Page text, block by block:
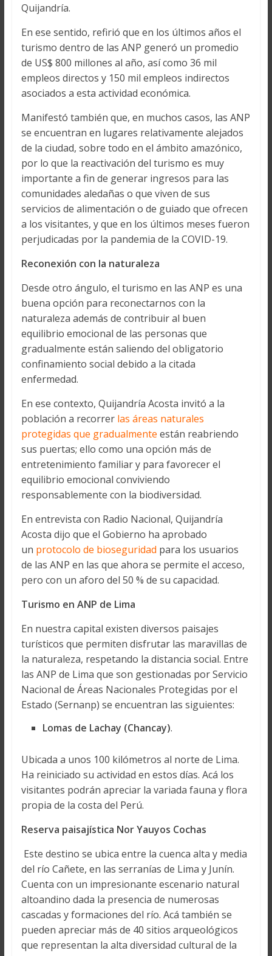
Quijandría.
En ese sentido, refirió que en los últimos años el
turismo dentro de las ANP generó un promedio
de US$ 800 millones al año, así como 36 mil
empleos directos y 150 mil empleos indirectos
asociados a esta actividad económica.
Manifestó también que, en muchos casos, las ANP
se encuentran en lugares relativamente alejados
de la ciudad, sobre todo en el ámbito amazónico,
por lo que la reactivación del turismo es muy
importante a fin de generar ingresos para las
comunidades aledañas o que viven de sus
servicios de alimentación o de guiado que ofrecen
a los visitantes, y que en los últimos meses fueron
perjudicadas por la pandemia de la COVID-19.
Reconexión con la naturaleza
Desde otro ángulo, el turismo en las ANP es una
buena opción para reconectarnos con la
naturaleza además de contribuir al buen
equilibrio emocional de las personas que
gradualmente están saliendo del obligatorio
confinamiento social debido a la citada
enfermedad.
En ese contexto, Quijandría Acosta invitó a la
población a recorrer las áreas naturales
protegidas que gradualmente están reabriendo
sus puertas; ello como una opción más de
entretenimiento familiar y para favorecer el
equilibrio emocional conviviendo
responsablemente con la biodiversidad.
En entrevista con Radio Nacional, Quijandría
Acosta dijo que el Gobierno ha aprobado
un protocolo de bioseguridad para los usuarios
de las ANP en las que ahora se permite el acceso,
pero con un aforo del 50 % de su capacidad.
Turismo en ANP de Lima
En nuestra capital existen diversos paisajes
turísticos que permiten disfrutar las maravillas de
la naturaleza, respetando la distancia social. Entre
las ANP de Lima que son gestionadas por Servicio
Nacional de Áreas Nacionales Protegidas por el
Estado (Sernanp) se encuentran las siguientes:
Lomas de Lachay (Chancay).
Ubicada a unos 100 kilómetros al norte de Lima.
Ha reiniciado su actividad en estos días. Acá los
visitantes podrán apreciar la variada fauna y flora
propia de la costa del Perú.
Reserva paisajística Nor Yauyos Cochas
Este destino se ubica entre la cuenca alta y media
del río Cañete, en las serranías de Lima y Junín.
Cuenta con un impresionante escenario natural
altoandino dada la presencia de numerosas
cascadas y formaciones del río. Acá también se
pueden apreciar más de 40 sitios arqueológicos
que representan la alta diversidad cultural de la